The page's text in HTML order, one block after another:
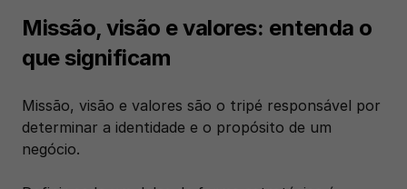
Missão, visão e valores: entenda o
que significam
Missão, visão e valores são o tripé responsável por
determinar a identidade e o propósito de um
negócio.